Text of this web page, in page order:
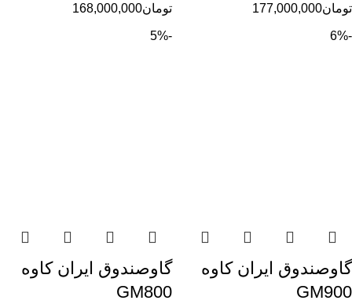
تومان177,000,000 تومان168,000,000
-6%
گاوصندوق ایران کاوه
GM900
-5%
گاوصندوق ایران کاوه
GM800